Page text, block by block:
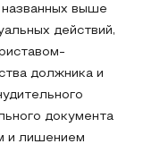
названных выше
действий,
должника и
документа
и лишением